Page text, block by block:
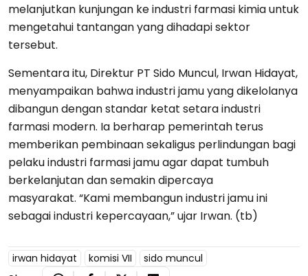
melanjutkan kunjungan ke industri farmasi kimia untuk
mengetahui tantangan yang dihadapi sektor
tersebut.
Sementara itu, Direktur PT Sido Muncul, Irwan Hidayat,
menyampaikan bahwa industri jamu yang dikelolanya
dibangun dengan standar ketat setara industri
farmasi modern. Ia berharap pemerintah terus
memberikan pembinaan sekaligus perlindungan bagi
pelaku industri farmasi jamu agar dapat tumbuh
berkelanjutan dan semakin dipercaya
masyarakat. “Kami membangun industri jamu ini
sebagai industri kepercayaan,” ujar Irwan. (tb)
irwan hidayat komisi VII sido muncul